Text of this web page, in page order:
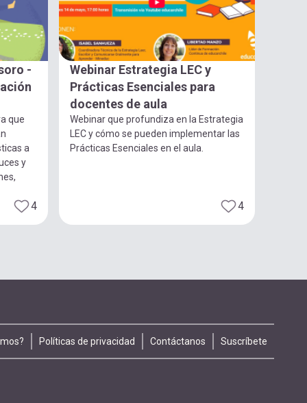
-
que
a
y
4
Webinar Estrategia LEC y
Prácticas Esenciales para
docentes de aula
Webinar que profundiza en la Estrategia
LEC y cómo se pueden implementar las
Prácticas Esenciales en el aula.
4
Políticas de privacidad Contáctanos Suscríbete